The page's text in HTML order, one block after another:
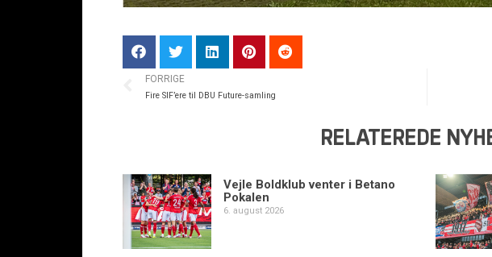
FORRIGE
Fire SIF’ere til DBU Future-samling
RELATEREDE
Vejle Boldklub venter i Betano
Pokalen
6. august 2026